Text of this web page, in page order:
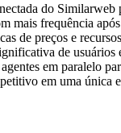
do
mais frequência
de preços e
de
em paralelo
em uma única